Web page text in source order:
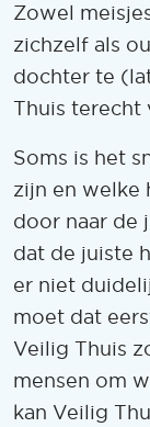
Zowel
zichzelf als
dochter te
Thuis terecht
Soms is het
zijn en welke
door naar de
dat de juiste
er niet
moet dat
Veilig Thuis
mensen om
kan Veilig